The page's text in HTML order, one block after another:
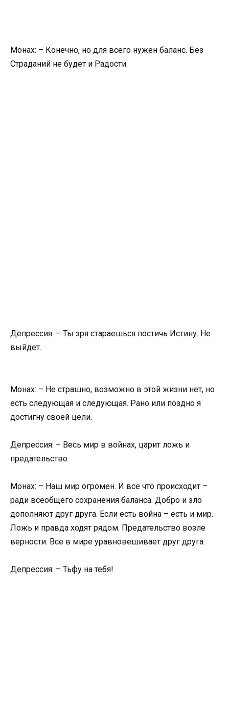
Монах: – Конечно, но для всего нужен баланс. Без
Страданий не будет и Радости.
Депрессия: – Ты зря стараешься постичь Истину. Не
выйдет.
Монах: – Не страшно, возможно в этой жизни нет, но
есть следующая и следующая. Рано или поздно я
достигну своей цели.
Депрессия: – Весь мир в войнах, царит ложь и
предательство.
Монах: – Наш мир огромен. И все что происходит –
ради всеобщего сохранения баланса. Добро и зло
дополняют друг друга. Если есть война – есть и мир.
Ложь и правда ходят рядом. Предательство возле
верности. Все в мире уравновешивает друг друга.
Депрессия: – Тьфу на тебя!